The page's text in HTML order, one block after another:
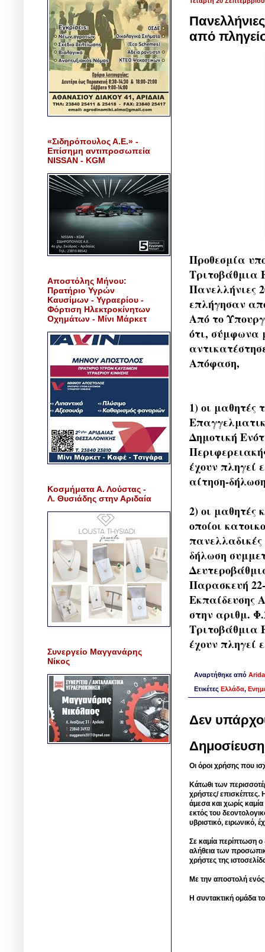
από
Προθεσμία
Τριτοβάθμια
Πανελλήνιες
επλήγησαν
Από το
ότι, σύμφωνα
Απόφαση,
1) οι μαθητές
Δημοτική
έχουν πληγεί
αίτηση-
2) οι μαθητές
οποίοι
δήλωση
Παρασκευή
Εκπαίδευσης
στην αριθμ.
Τριτοβάθμια
έχουν πληγεί
Αναρτήθηκε από
Ετικέτες Ελλάδα,
Δεν
Οι όροι χρήσης που
Κάτωθι των
χρήστες/ επισκέπτες.
άμεσα και χωρίς
εκτός του
υβριστικό, ειρωνικό,
Σε καμία περίπτωση ο
αλήθεια των
χρήστες της
Με την αποστολή
Η συντακτική ομάδα
«Σιδηρόπουλος Α.Ε.» -
Επίσημη αντιπροσωπεία
NISSAN - KGM
Αποστόλης Μήνου:
Πρατήριο Υγρών
Καυσίμων - Υγραερίου -
Φόρτιση Ηλεκτροκίνητων
Οχημάτων - Μίνι Μάρκετ
Κοσμήματα Α. Λούστας -
Λ. Θυσιάδης στην Αριδαία
Συνεργείο Μαγγανάρης
Νίκος